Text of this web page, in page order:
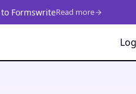
FormswriteRead more